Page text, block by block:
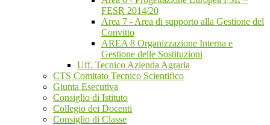
FESR 2014/20
Area 7 - Area di supporto alla Gestione del
Convitto
AREA 8 Organizzazione Interna e
Gestione delle Sostituzioni
Uff. Tecnico Azienda Agraria
CTS Comitato Tecnico Scientifico
Giunta Esecutiva
Consiglio di Istituto
Collegio dei Docenti
Consiglio di Classe